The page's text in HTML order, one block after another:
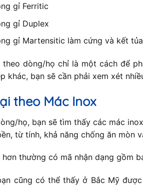
gỉ Ferritic
gỉ Duplex
gỉ Martensitic làm cứng và kết
theo dòng/họ chỉ là một cách để
khác, bạn sẽ cần phải xem xét
theo Mác Inox
họ, bạn sẽ tìm thấy các mác
từ tính, khả năng chống ăn mòn
hơn thường có mã nhận dạng gồm
cũng có thể thấy ở Bắc Mỹ